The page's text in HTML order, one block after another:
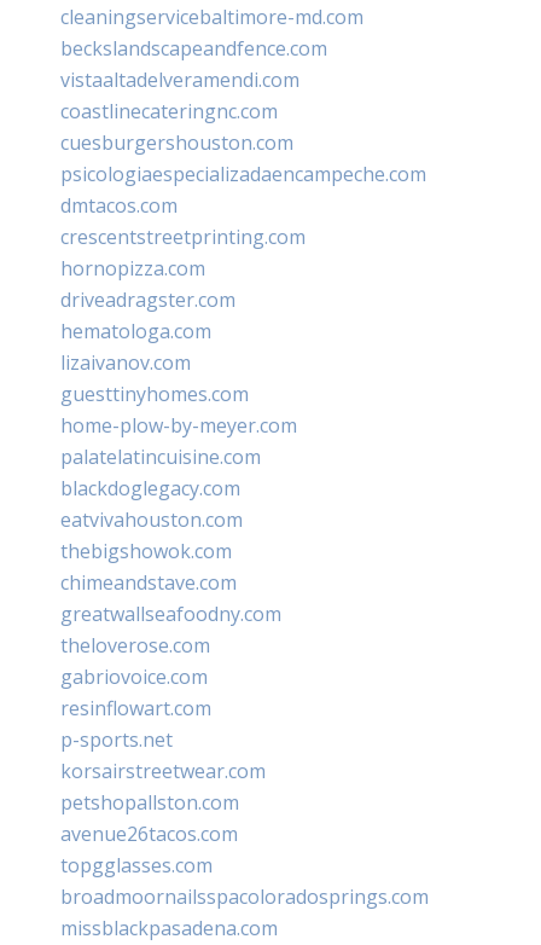
cleaningservicebaltimore-md.com
beckslandscapeandfence.com
vistaaltadelveramendi.com
coastlinecateringnc.com
cuesburgershouston.com
psicologiaespecializadaencampeche.com
dmtacos.com
crescentstreetprinting.com
hornopizza.com
driveadragster.com
hematologa.com
lizaivanov.com
guesttinyhomes.com
home-plow-by-meyer.com
palatelatincuisine.com
blackdoglegacy.com
eatvivahouston.com
thebigshowok.com
chimeandstave.com
greatwallseafoodny.com
theloverose.com
gabriovoice.com
resinflowart.com
p-sports.net
korsairstreetwear.com
petshopallston.com
avenue26tacos.com
topgglasses.com
broadmoornailsspacoloradosprings.com
missblackpasadena.com